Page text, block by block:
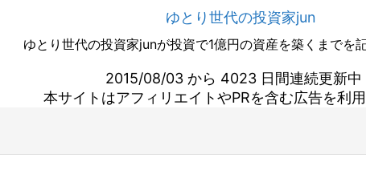
ゆとり世代の投資家jun
ゆとり世代の投資家junが投資で1億円の資産を築くまでを
2015/08/03 から 4023 日間連続更新中
本サイトはアフィリエイトやPRを含む広告を利